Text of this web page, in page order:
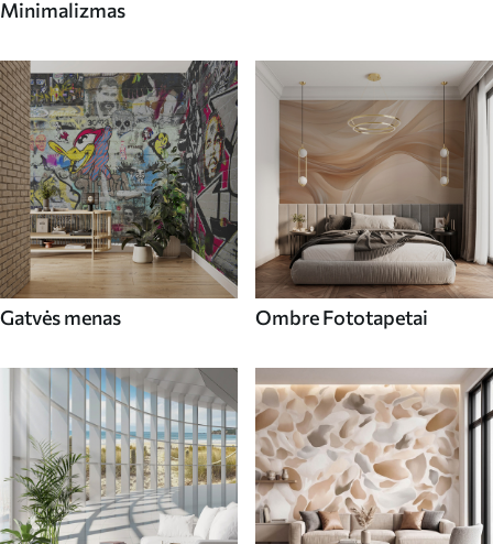
Minimalizmas
Gatvės menas Ombre Fototapetai